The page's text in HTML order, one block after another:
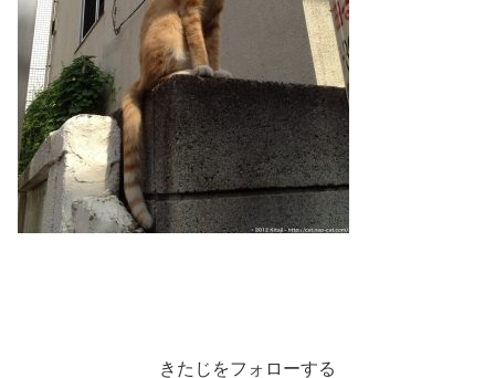
きたじをフォローする